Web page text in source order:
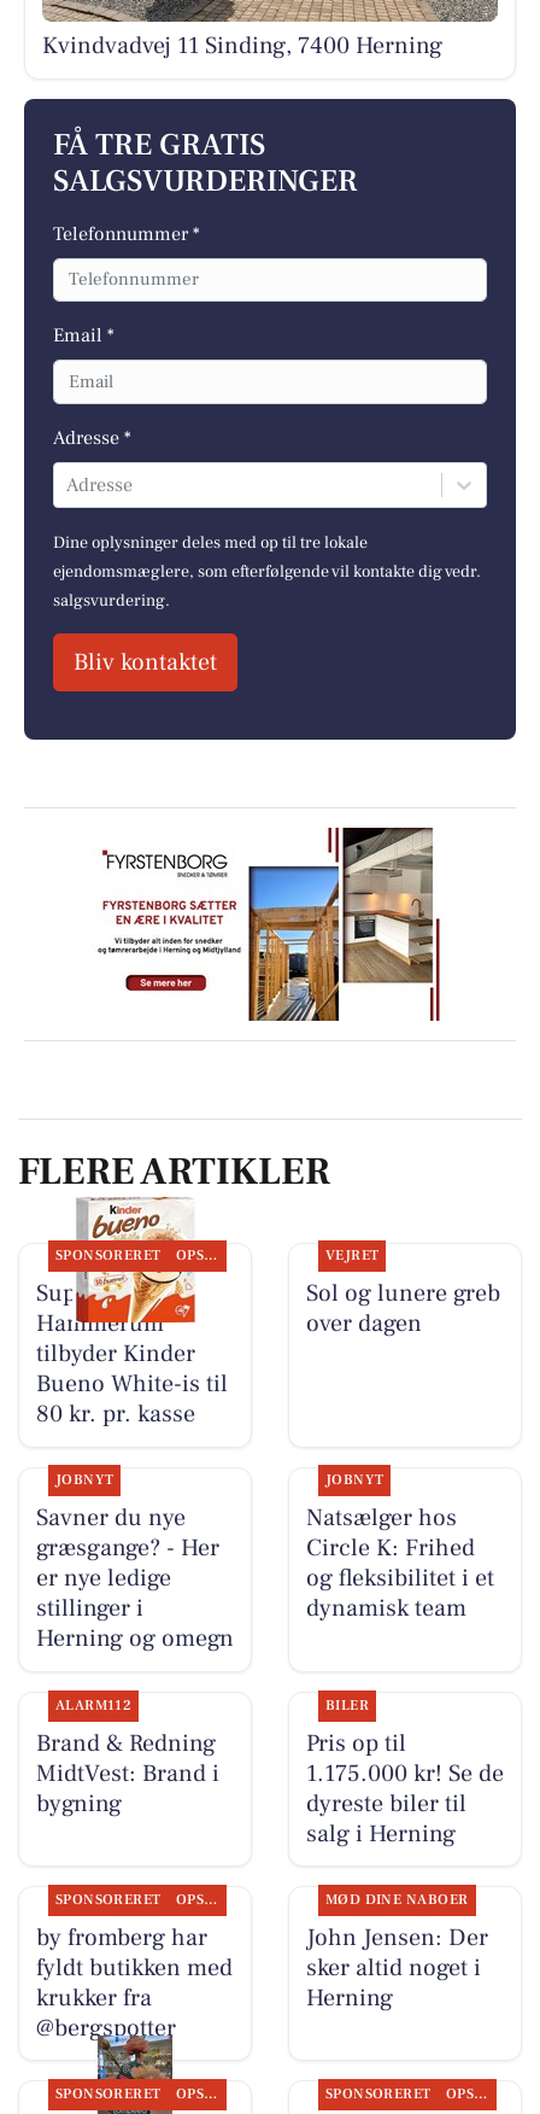
Kvindvadvej 11 Sinding, 7400 Herning
FÅ TRE GRATIS
SALGSVURDERINGER
Telefonnummer *
Email *
Adresse *
Adresse
Dine oplysninger deles med op til tre lokale
ejendomsmæglere, som efterfølgende vil kontakte dig vedr.
salgsvurdering.
Bliv kontaktet
FLERE ARTIKLER
SPONSORERET OPSLAGSTAVLEN
SuperBrugsen
Hammerum
tilbyder Kinder
Bueno White-is til
80 kr. pr. kasse
VEJRET
Sol og lunere greb
over dagen
JOBNYT
Savner du nye
græsgange? - Her
er nye ledige
stillinger i
Herning og omegn
JOBNYT
Natsælger hos
Circle K: Frihed
og fleksibilitet i et
dynamisk team
ALARM112
Brand & Redning
MidtVest: Brand i
bygning
BILER
Pris op til
1.175.000 kr! Se de
dyreste biler til
salg i Herning
SPONSORERET OPSLAGSTAVLEN
by fromberg har
fyldt butikken med
krukker fra
@bergspotter
MØD DINE NABOER
John Jensen: Der
sker altid noget i
Herning
SPONSORERET OPSLAGSTAVLEN SPONSORERET OPSLAGSTAVLEN